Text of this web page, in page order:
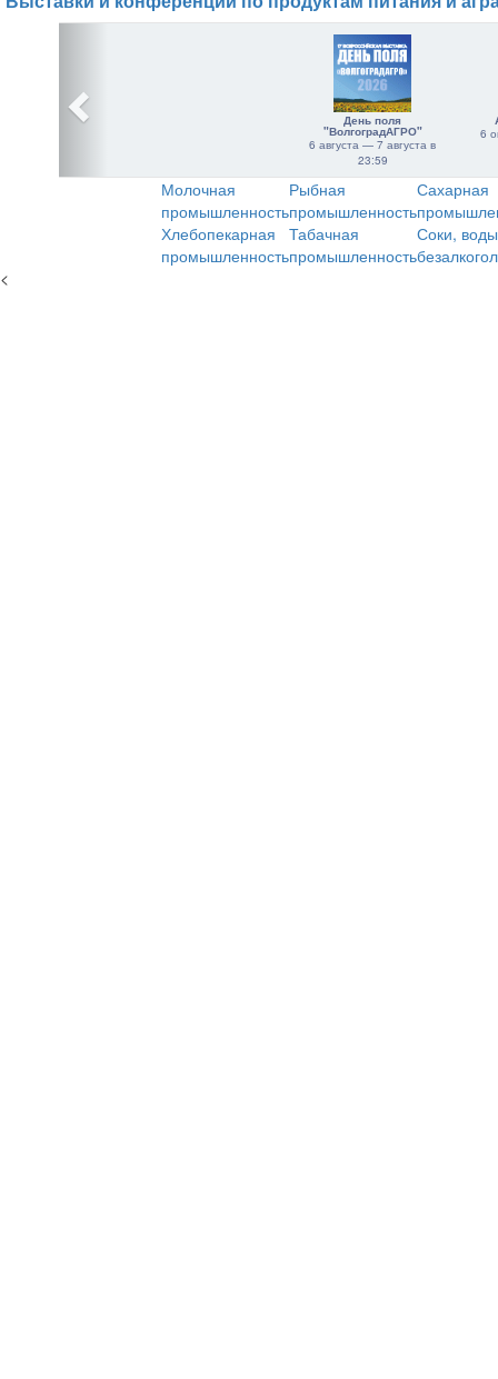
День поля
"ВолгоградАГРО"
6 августа — 7 августа в
23:59
6
Молочная
промышленность
Рыбная
промышленность
Сахарная
Хлебопекарная
промышленность
Табачная
промышленность
Соки,
<